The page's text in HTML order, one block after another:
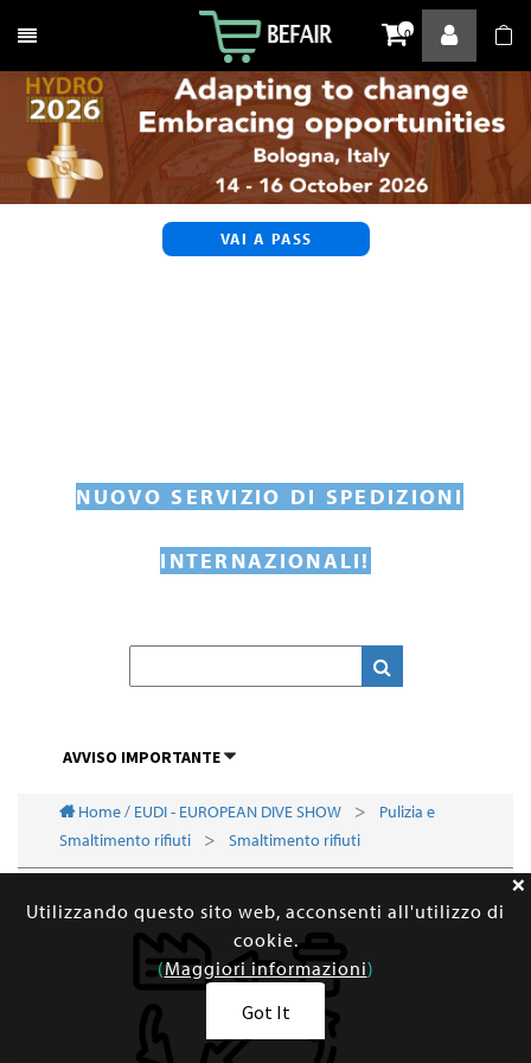
Attiva / disattiva la navigazione 0
VAI A PASS
NUOVO SERVIZIO DI SPEDIZIONI
INTERNAZIONALI!
AVVISO IMPORTANTE
Home / EUDI - EUROPEAN DIVE SHOW
Pulizia e
Smaltimento rifiuti
Smaltimento rifiuti
Utilizzando questo sito web, acconsenti all'utilizzo di
cookie.
(Maggiori informazioni)
Got It